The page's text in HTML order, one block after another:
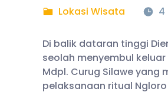
Lokasi Wisata 4
Di balik dataran tinggi
seolah menyembul
Mdpl. Curug Silawe yang
pelaksanaan ritual